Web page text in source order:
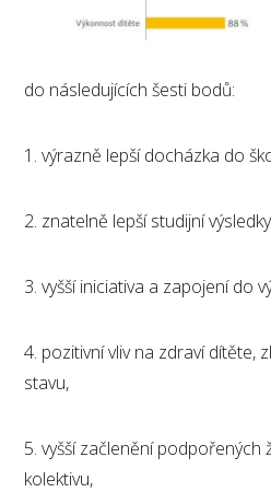
do následujících šesti bodů:
1. výrazně lepší docházka do
2. znatelně lepší studijní
3. vyšší iniciativa a zapojení do
4. pozitivní vliv na zdraví dítěte,
stavu,
5. vyšší začlenění podpořených
kolektivu,